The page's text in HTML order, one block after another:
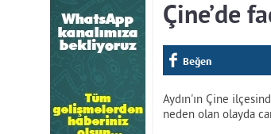
Çine’de
Beğen
Aydın'ın Çine
neden olan olayda